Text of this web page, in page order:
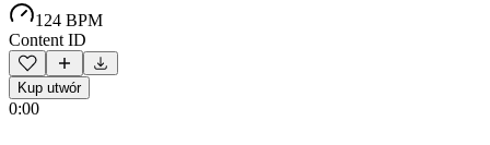
124 BPM
Content ID
Kup utwór
0:00